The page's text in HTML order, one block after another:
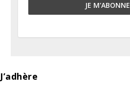
J’adhère